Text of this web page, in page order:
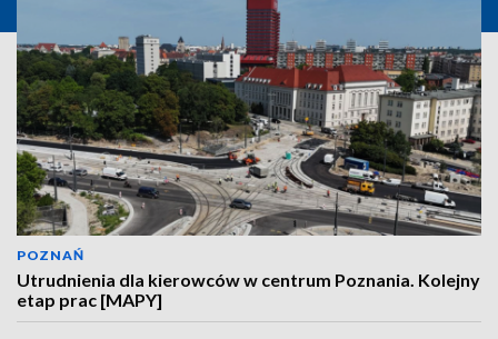
POZNAŃ
Utrudnienia dla kierowców w centrum Poznania. Kolejny
etap prac [MAPY]